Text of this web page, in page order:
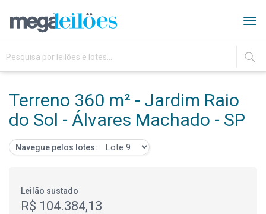
IR
Terreno 360 m² - Jardim Raio
do Sol - Álvares Machado - SP
Navegue pelos lotes:
Leilão sustado
R$ 104.384,13